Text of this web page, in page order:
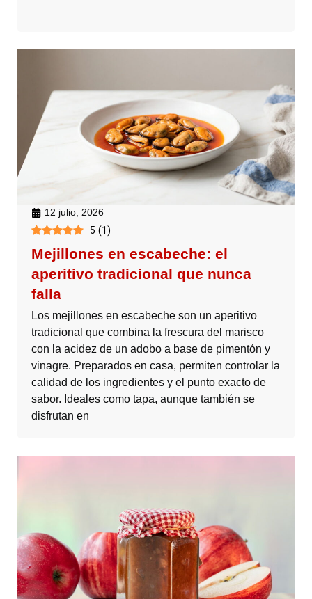
12 julio, 2026
5 (1)
Mejillones en escabeche: el
aperitivo tradicional que nunca
falla
Los mejillones en escabeche son un aperitivo
tradicional que combina la frescura del marisco
con la acidez de un adobo a base de pimentón y
vinagre. Preparados en casa, permiten controlar la
calidad de los ingredientes y el punto exacto de
sabor. Ideales como tapa, aunque también se
disfrutan en